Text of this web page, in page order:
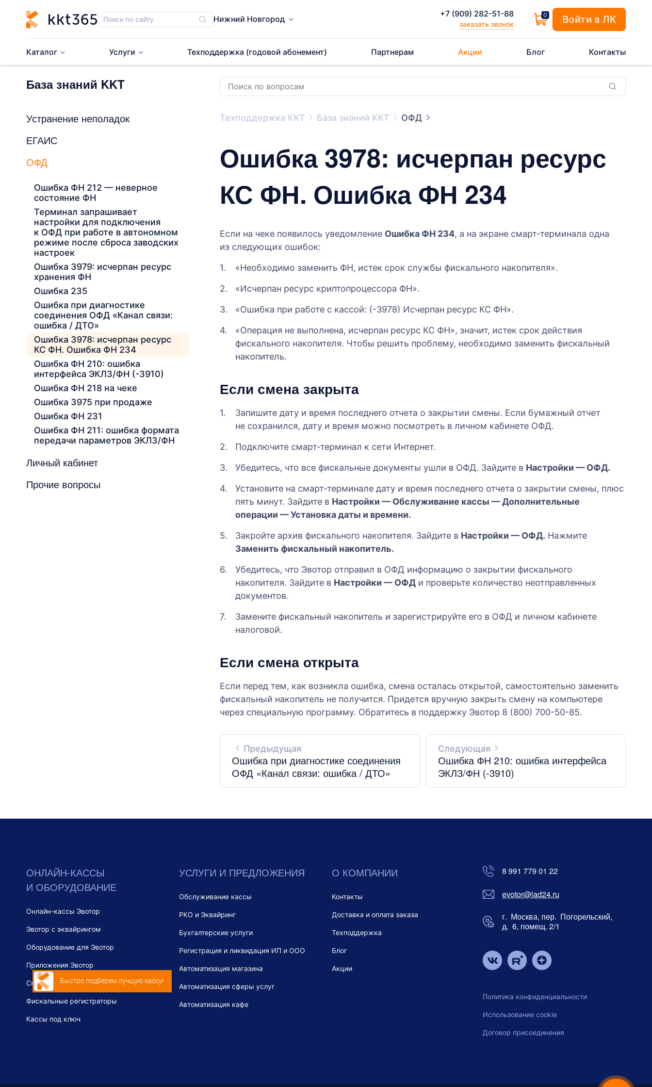
Нижний Новгород
+7 (909) 282-51-88
заказать звонок
0 Войти в ЛК
Каталог Услуги Техподдержка (годовой абонемент) Партнерам Акции Блог Контакты
База знаний KKT
Устранение неполадок
ЕГАИС
ОФД
Ошибка ФН 212 — неверное
состояние ФН
Терминал запрашивает
настройки для подключения
к ОФД при работе в автономном
режиме после сброса заводских
настроек
Ошибка 3979: исчерпан ресурс
хранения ФН
Ошибка 235
Ошибка при диагностике
соединения ОФД «Канал связи:
ошибка / ДТО»
Ошибка 3978: исчерпан ресурс
КС ФН. Ошибка ФН 234
Ошибка ФН 210: ошибка
интерфейса ЭКЛЗ/ФН (-3910)
Ошибка ФН 218 на чеке
Ошибка 3975 при продаже
Ошибка ФН 231
Ошибка ФН 211: ошибка формата
передачи параметров ЭКЛЗ/ФН
Личный кабинет
Прочие вопросы
Техподдержка ККТ База знаний KKT ОФД
Ошибка 3978: исчерпан ресурс
КС ФН. Ошибка ФН 234
Если на чеке появилось уведомление Ошибка ФН 234, а на экране смарт-терминала одна
из следующих ошибок:
«Необходимо заменить ФН, истек срок службы фискального накопителя».
«Исчерпан ресурс криптопроцессора ФН».
«Ошибка при работе с кассой: (-3978) Исчерпан ресурс КС ФН».
«Операция не выполнена, исчерпан ресурс КС ФН», значит, истек срок действия
фискального накопителя. Чтобы решить проблему, необходимо заменить фискальный
накопитель.
Если смена закрыта
Запишите дату и время последнего отчета о закрытии смены. Если бумажный отчет
не сохранился, дату и время можно посмотреть в личном кабинете ОФД.
Подключите смарт-терминал к сети Интернет.
Убедитесь, что все фискальные документы ушли в ОФД. Зайдите в Настройки — ОФД.
Установите на смарт-терминале дату и время последнего отчета о закрытии смены, плюс
пять минут. Зайдите в Настройки — Обслуживание кассы — Дополнительные
операции — Установка даты и времени.
Закройте архив фискального накопителя. Зайдите в Настройки — ОФД. Нажмите
Заменить фискальный накопитель.
Убедитесь, что Эвотор отправил в ОФД информацию о закрытии фискального
накопителя. Зайдите в Настройки — ОФД и проверьте количество неотправленных
документов.
Замените фискальный накопитель и зарегистрируйте его в ОФД и личном кабинете
налоговой.
Если смена открыта
Если перед тем, как возникла ошибка, смена осталась открытой, самостоятельно заменить
фискальный накопитель не получится. Придется вручную закрыть смену на компьютере
через специальную программу. Обратитесь в поддержку Эвотор 8 (800) 700-50-85.
Предыдущая
Ошибка при диагностике соединения
ОФД «Канал связи: ошибка / ДТО»
Следующая
Ошибка ФН 210: ошибка интерфейса
ЭКЛЗ/ФН (-3910)
ОНЛАЙН-КАССЫ
И ОБОРУДОВАНИЕ
Онлайн-кассы Эвотор
Эвотор с эквайрингом
Оборудование для Эвотор
Приложения Эвотор
Смарт-терминалы
Фискальные регистраторы
Кассы под ключ
УСЛУГИ И ПРЕДЛОЖЕНИЯ
Обслуживание кассы
РКО и Эквайринг
Бухгалтерские услуги
Регистрация и ликвидация ИП и ООО
Автоматизация магазина
Автоматизация сферы услуг
Автоматизация кафе
О КОМПАНИИ
Контакты
Доставка и оплата заказа
Техподдержка
Блог
Акции
8 991 779 01 22
evotor@lad24.ru
г. Москва, пер. Погорельский,
д. 6, помещ. 2/1
Политика конфиденциальности
Использование cookie
Договор присоединения
Быстро подберем лучшую кассу!